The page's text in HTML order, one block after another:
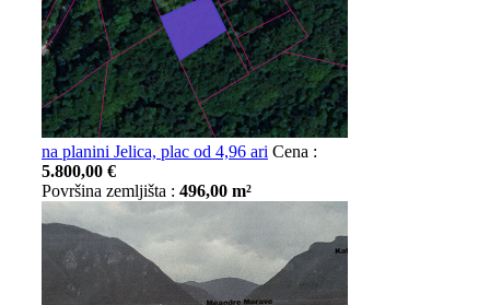
na planini Jelica, plac od 4,96 ari Cena :
5.800,00 €
Površina zemljišta : 496,00 m²